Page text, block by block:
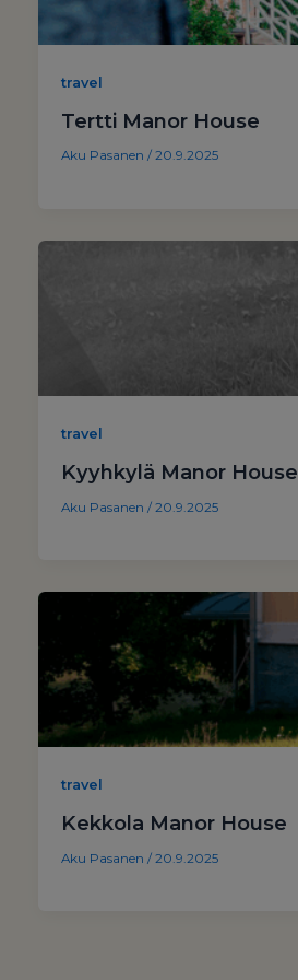
travel
Tertti Manor House
Aku Pasanen/20.9.2025
travel
Kyyhkylä Manor House
Aku Pasanen/20.9.2025
travel
Kekkola Manor House
Aku Pasanen/20.9.2025